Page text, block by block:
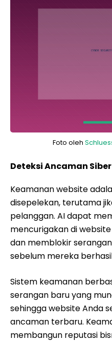
Foto oleh
Deteksi Ancaman
Keamanan website
disepelekan, terutama
pelanggan. AI dapat
mencurigakan di
dan memblokir serangan
sebelum mereka
Sistem keamanan
serangan baru yang
sehingga website Anda
ancaman terbaru.
membangun reputasi